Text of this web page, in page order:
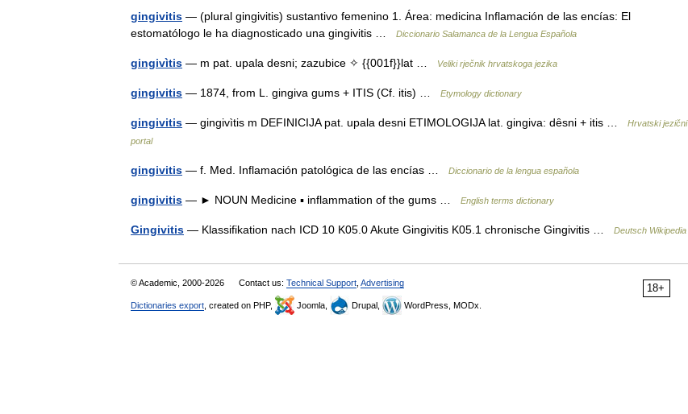
gingivitis — (plural gingivitis) sustantivo femenino 1. Área: medicina Inflamación de las encías: El
estomatólogo le ha diagnosticado una gingivitis …
Diccionario Salamanca de la Lengua Española
gingivìtis — m pat. upala desni; zazubice ✧ {{001f}}lat … Veliki rječnik hrvatskoga jezika
gingivitis — 1874, from L. gingiva gums + ITIS (Cf. itis) … Etymology dictionary
gingivitis — gingivìtis m DEFINICIJA pat. upala desni ETIMOLOGIJA lat. gingiva: dȇsni + itis …
Hrvatski jezični
portal
gingivitis — f. Med. Inflamación patológica de las encías … Diccionario de la lengua española
gingivitis — ► NOUN Medicine ▪ inflammation of the gums … English terms dictionary
Gingivitis — Klassifikation nach ICD 10 K05.0 Akute Gingivitis K05.1 chronische Gingivitis … Deutsch Wikipedia
18+
© Academic, 2000-2026 Contact us: Technical Support Advertising
Dictionaries export , created on PHP, Joomla, Drupal, WordPress, MODx.